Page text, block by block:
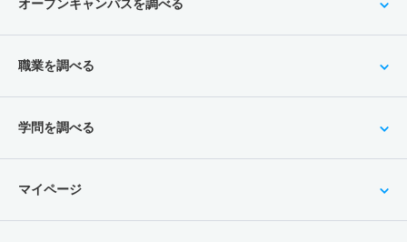
オープンキャンパスを調べる
職業を調べる
学問を調べる
マイページ